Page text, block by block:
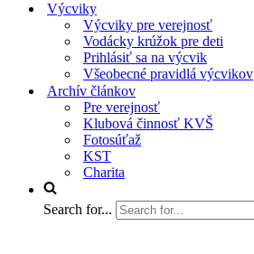
Výcviky
Výcviky pre verejnosť
Vodácky krúžok pre deti
Prihlásiť sa na výcvik
Všeobecné pravidlá výcvikov
Archív článkov
Pre verejnosť
Klubová činnosť KVŠ
Fotosúťaž
KST
Charita
Search for...